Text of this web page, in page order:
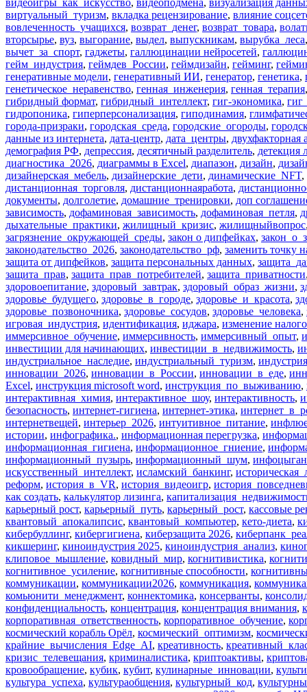
видеоигры_как_искусство, видеоподмена, визуализация
виртуальный_туризм, вкладка рецензирование, влияние
вовлеченность_учащихся, возврат_денег, возврат_товара,
вторсырье, вуз, выгорание, выдел, выпускникам, вырубка_леса
вычет_за_спорт, гаджеты, галлюцинации нейросетей,
гейм_индустрия, геймдев_России, геймдизайн, гейминг,
генеративные модели, генеративный ИИ, генератор, генетика,
генетическое_неравенство, генная_инженерия, генная_терапия
гибридный формат, гибридный_интеллект, гиг-экономика,
гидропоника, гиперперсонализация, гиподинамия,
города-призраки, городская_среда, городские_огороды,
данные из интернета, дата-центр, дата_центры, двухфакторная
демография РФ, депрессия, десятичный разделитель, детекция
диагностика_2026, диаграммы в Excel, диапазон, дизайн,
дизайнерская_мебель, дизайнерские_дети, динамические_NFT,
дистанционная_торговля, дистанционнаяработа,
документы, долголетие, домашние_тренировки, доп
зависимость, дофаминовая_зависимость, дофаминовая_петля,
дыхательные_практики, жилищный_кризис, жилищныйвопрос
загрязнение_окружающей_среды, закон о дипфейках,
законодательство_2026, законодательство_рф, заменить точку
защита от дипфейков, защита персональных данных,
защита_прав, защита_прав_потребителей, защита_приватности
здоровоепитание, здоровый_завтрак, здоровый_образ_жизни,
здоровье_будущего, здоровье_в_городе, здоровье_и_красота,
здоровье_позвоночника, здоровье_сосудов, здоровье_человека,
игровая_индустрия, идентификация, иджара, изменение
иммерсивное_обучение, иммерсивность, иммерсивный_опыт,
инвестиции для начинающих, инвестиции_в_недвижимость,
индустриальное_наследие, индустриальный_туризм,
инновации_2026, инновации_в_России, инновации_в_еде,
Excel, инструкция microsoft word, инструкция_по_выживанию,
интерактивная_химия, интерактивное_шоу, интерактивность,
безопасность, интернет-гигиена, интернет-этика,
интернетвещей, интерьер_2026, интуитивное_питание,
истории, инфографика., информационная перегрузка,
информационная_гигиена, информационное_гниение,
информационный_пузырь, информационный_шум,
искусственный_интеллект, исламский_банкинг,
реформ, история_в_VR, история_видеоигр,
как создать, калькулятор лизинга,
карьерный рост, карьерный_путь, карьерный_рост, кассовые
квантовый_апокалипсис, квантовый_компьютер, кето-диета,
кибербуллинг, кибергигиена, киберзащита 2026,
кикшеринг, киноиндустрия 2025, киноиндустрия_анализ,
клиповое_мышление, ковидный_мир, когнитивистика,
когнитивное_усиление, когнитивные способности,
коммуникации, коммуникации2026, коммуникация,
комьюнити_менеджмент, коннектомика, консерванты,
конфиденциальность, концентрация, концентрация внимания,
корпоративная_ответственность, корпоративное_обучение,
космический корабль Орёл, космический_оптимизм,
крайние_вычисления_Edge_AI, креативность,
кризис_телевещания, криминалистика, криптоактивы,
кровообращение, кубик, кубит, кулинарные_инновации,
культура_успеха, культураобщения, культурный_код,